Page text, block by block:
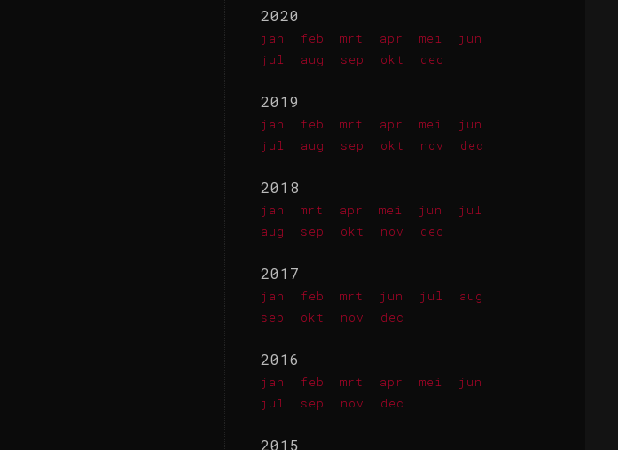
2020
jan feb mrt apr mei
jun
jul
aug sep okt dec
2019
jan feb mrt apr mei
jun
jul
aug sep okt nov dec
2018
jan mrt apr mei jun
jul
aug
sep okt nov dec
2017
jan feb mrt jun jul
aug
sep
okt nov dec
2016
jan feb mrt apr mei
jun
jul
sep nov dec
2015